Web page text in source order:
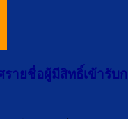
รายชื่อผู้มีสิทธิ์เข้ารับ